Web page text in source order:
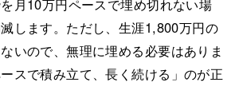
月10万円ペースで埋め切れない場
します。ただし、生涯1,800万円の
いので、無理に埋める必要はありま
スで積み立て、長く続ける」のが正